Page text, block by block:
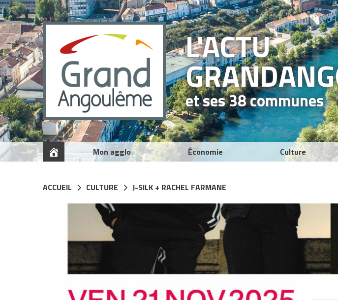
L'ACTU
GRAND
et ses 38 communes
Mon agglo Économie Culture
ACCUEIL CULTURE J-SILK + RACHEL FARMANE
Panneau de gestion des cookies